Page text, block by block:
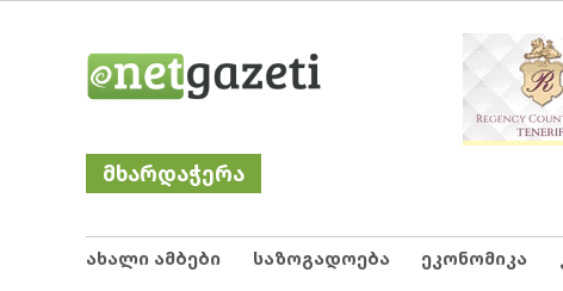
Netgazeti
მხარდაჭერა
ახალი ამბები საზოგადოება ეკონომიკა